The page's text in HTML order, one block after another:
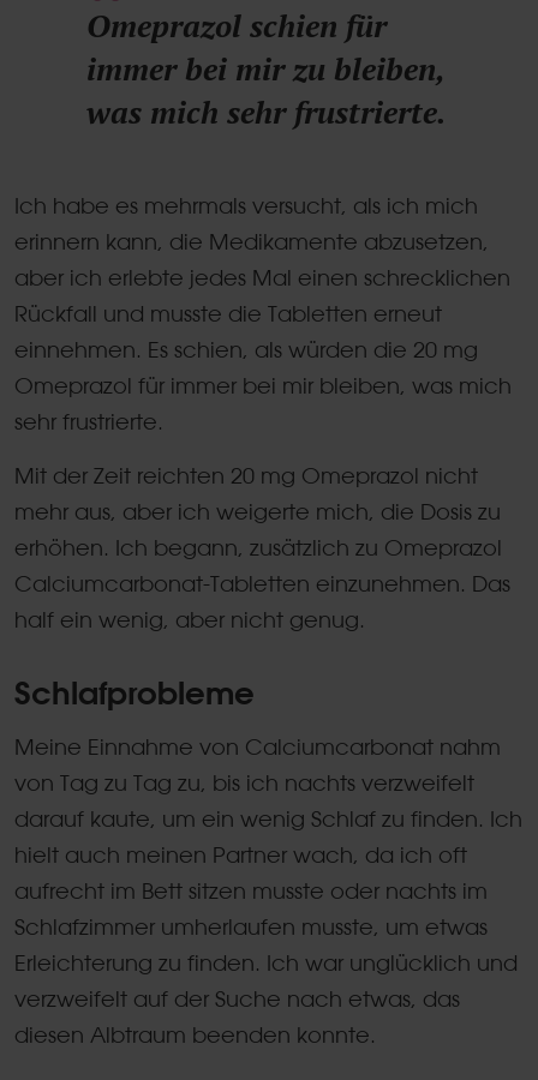
Omeprazol schien für
immer bei mir zu bleiben,
was mich sehr frustrierte.
Ich habe es mehrmals versucht, als ich mich
erinnern kann, die Medikamente abzusetzen,
aber ich erlebte jedes Mal einen schrecklichen
Rückfall und musste die Tabletten erneut
einnehmen. Es schien, als würden die 20 mg
Omeprazol für immer bei mir bleiben, was mich
sehr frustrierte.
Mit der Zeit reichten 20 mg Omeprazol nicht
mehr aus, aber ich weigerte mich, die Dosis zu
erhöhen. Ich begann, zusätzlich zu Omeprazol
Calciumcarbonat-Tabletten einzunehmen. Das
half ein wenig, aber nicht genug.
Schlafprobleme
Meine Einnahme von Calciumcarbonat nahm
von Tag zu Tag zu, bis ich nachts verzweifelt
darauf kaute, um ein wenig Schlaf zu finden. Ich
hielt auch meinen Partner wach, da ich oft
aufrecht im Bett sitzen musste oder nachts im
Schlafzimmer umherlaufen musste, um etwas
Erleichterung zu finden. Ich war unglücklich und
verzweifelt auf der Suche nach etwas, das
diesen Albtraum beenden konnte.